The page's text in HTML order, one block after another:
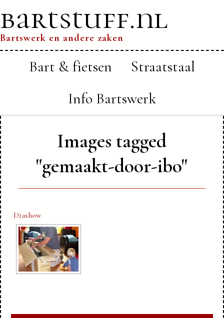
bartstuff.nl
Bartswerk en andere zaken
Bart & fietsen
Straatstaal
Info Bartswerk
Images tagged
"gemaakt-door-ibo"
Diashow